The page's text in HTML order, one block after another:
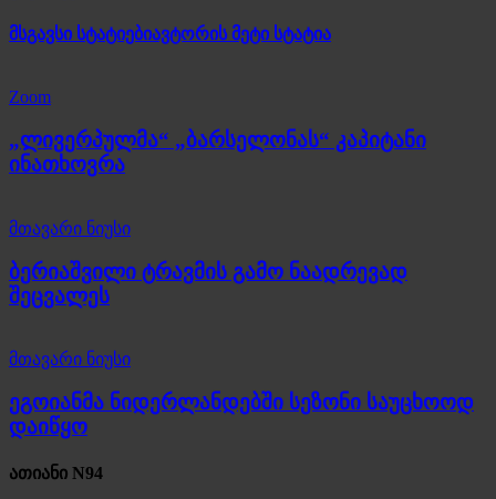
მსგავსი სტატიებიავტორის მეტი სტატია
Zoom
„ლივერპულმა“ „ბარსელონას“ კაპიტანი
ინათხოვრა
მთავარი ნიუსი
ბერიაშვილი ტრავმის გამო ნაადრევად
შეცვალეს
მთავარი ნიუსი
ეგოიანმა ნიდერლანდებში სეზონი საუცხოოდ
დაიწყო
ათიანი N94